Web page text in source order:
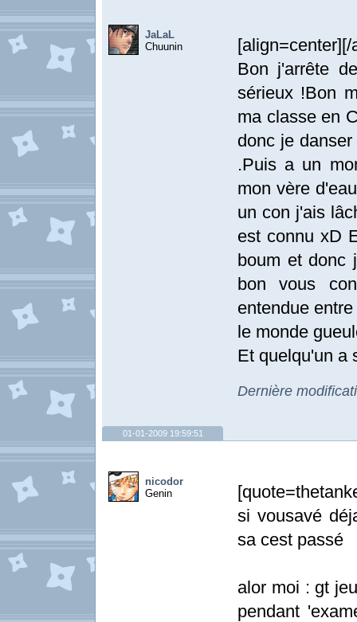
JaLaL
Chuunin
Bon j'arrête
sérieux !Bon
ma classe en
donc je
.Puis a un
mon vère
un con j'ais
est connu xD
boum et donc
bon vous
entendue
le monde
Et quelqu'un a
Dernière
01-01-2009 19:59:51
nicodor
Genin
si vousavé
sa cest passé
alor moi : gt
pendant